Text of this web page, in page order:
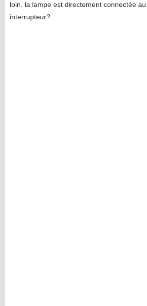
loin. la lampe est directement connectée
interrupteur?